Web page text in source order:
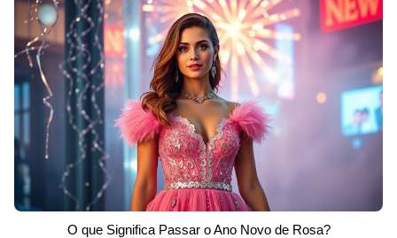
O que Significa Passar o Ano Novo de Rosa?